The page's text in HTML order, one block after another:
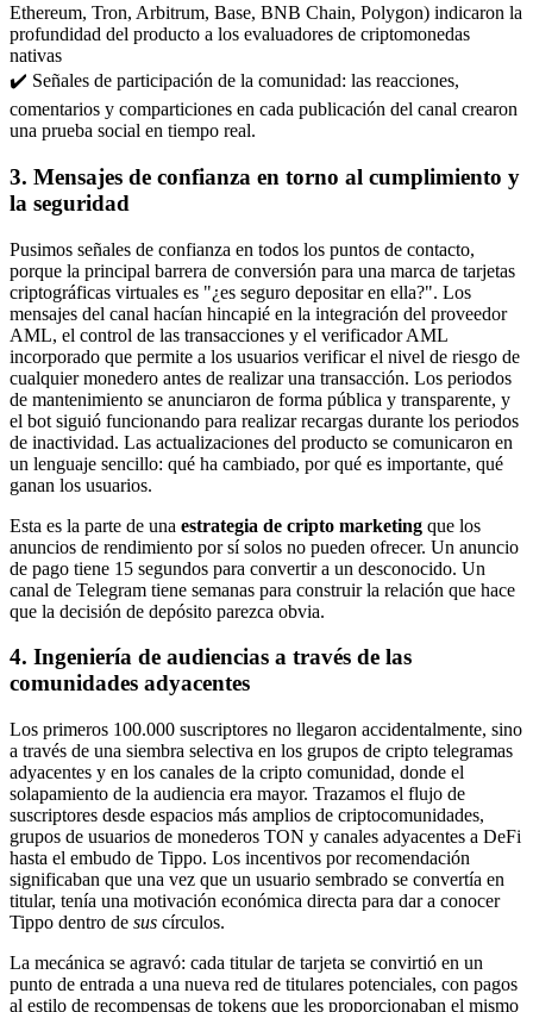
Ethereum, Tron, Arbitrum, Base, BNB Chain, Polygon) indicaron la
profundidad del producto a los evaluadores de criptomonedas
nativas
✔️ Señales de participación de la comunidad: las reacciones,
comentarios y comparticiones en cada publicación del canal crearon
una prueba social en tiempo real.
3. Mensajes de confianza en torno al cumplimiento y
la seguridad
Pusimos señales de confianza en todos los puntos de contacto,
porque la principal barrera de conversión para una marca de tarjetas
criptográficas virtuales es "¿es seguro depositar en ella?". Los
mensajes del canal hacían hincapié en la integración del proveedor
AML, el control de las transacciones y el verificador AML
incorporado que permite a los usuarios verificar el nivel de riesgo de
cualquier monedero antes de realizar una transacción. Los periodos
de mantenimiento se anunciaron de forma pública y transparente, y
el bot siguió funcionando para realizar recargas durante los periodos
de inactividad. Las actualizaciones del producto se comunicaron en
un lenguaje sencillo: qué ha cambiado, por qué es importante, qué
ganan los usuarios.
Esta es la parte de una estrategia de cripto marketing que los
anuncios de rendimiento por sí solos no pueden ofrecer. Un anuncio
de pago tiene 15 segundos para convertir a un desconocido. Un
canal de Telegram tiene semanas para construir la relación que hace
que la decisión de depósito parezca obvia.
4. Ingeniería de audiencias a través de las
comunidades adyacentes
Los primeros 100.000 suscriptores no llegaron accidentalmente, sino
a través de una siembra selectiva en los grupos de cripto telegramas
adyacentes y en los canales de la cripto comunidad, donde el
solapamiento de la audiencia era mayor. Trazamos el flujo de
suscriptores desde espacios más amplios de criptocomunidades,
grupos de usuarios de monederos TON y canales adyacentes a DeFi
hasta el embudo de Tippo. Los incentivos por recomendación
significaban que una vez que un usuario sembrado se convertía en
titular, tenía una motivación económica directa para dar a conocer
Tippo dentro de sus círculos.
La mecánica se agravó: cada titular de tarjeta se convirtió en un
punto de entrada a una nueva red de titulares potenciales, con pagos
al estilo de recompensas de tokens que les proporcionaban el mismo